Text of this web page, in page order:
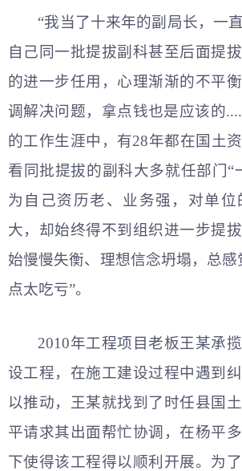
“我当了十来年的副局长，一
自己同一批提拔副科甚至后面提
的进一步任用，心理渐渐的不平
调解决问题，拿点钱也是应该的
的工作生涯中，有28年都在国土
看同批提拔的副科大多就任部门“
为自己资历老、业务强，对单位
大，却始终得不到组织进一步提
始慢慢失衡、理想信念坍塌，总感
点太吃亏”。
2010年工程项目老板王某承
设工程，在施工建设过程中遇到
以推动，王某就找到了时任县国
平请求其出面帮忙协调，在杨平
下使得该工程得以顺利开展。为